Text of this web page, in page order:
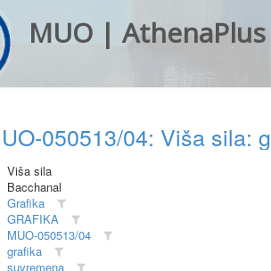
MUO | AthenaPlus
050513/04: Viša sila:
Viša sila
Bacchanal
Grafika
GRAFIKA
MUO-050513/04
grafika
suvremena